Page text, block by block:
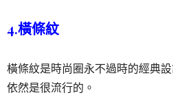
4.橫條紋
橫條紋是時尚圈永不過時的經典
依然是很流行的。